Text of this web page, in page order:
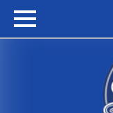
HOME